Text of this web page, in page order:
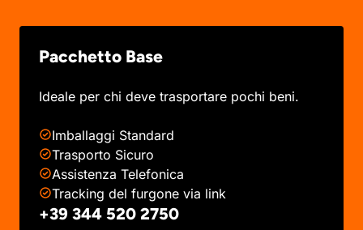
Pacchetto Base
Ideale per chi deve trasportare pochi beni.
Imballaggi Standard
Trasporto Sicuro
Assistenza Telefonica
Tracking del furgone via link
+39 344 520 2750